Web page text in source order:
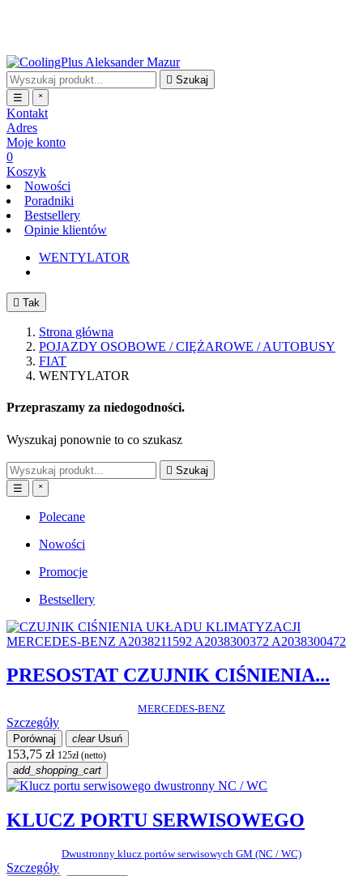
 Szukaj
☰
˟
Kontakt
Adres
Moje konto
0
Koszyk
Nowości
Poradniki
Bestsellery
Opinie klientów
WENTYLATOR
 Tak
Strona główna
POJAZDY OSOBOWE / CIĘŻAROWE / AUTOBUSY
FIAT
WENTYLATOR
Przepraszamy za niedogodności.
Wyszukaj ponownie to co szukasz
 Szukaj
☰
˟
Polecane
Nowości
Promocje
Bestsellery
PRESOSTAT CZUJNIK CIŚNIENIA...
MERCEDES-BENZ
Szczegóły
Porównaj clearUsuń
153,75 zł 125zł (netto)
add_shopping_cart
KLUCZ PORTU SERWISOWEGO
Dwustronny klucz portów serwisowych GM (NC / WC)
Szczegóły